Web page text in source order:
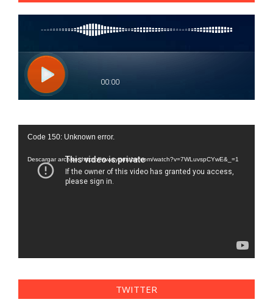
Reproductor
vídeo
Code 150: Unknown error.
Descargar archivo: https://www.youtube.com/watch?v=7WLuvspCYwE&_=1
TWITTER